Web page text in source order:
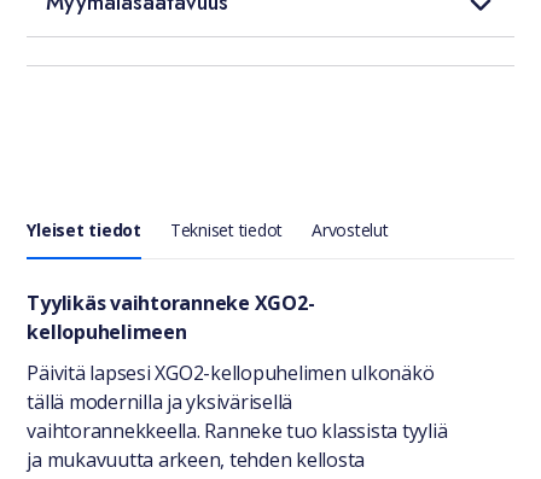
Yleiset tiedot Tekniset tiedot Arvostelut
Yleiset tiedot
Tyylikäs vaihtoranneke XGO2-
kellopuhelimeen
Päivitä lapsesi XGO2-kellopuhelimen ulkonäkö
tällä modernilla ja yksivärisellä
vaihtorannekkeella. Ranneke tuo klassista tyyliä
ja mukavuutta arkeen, tehden kellosta